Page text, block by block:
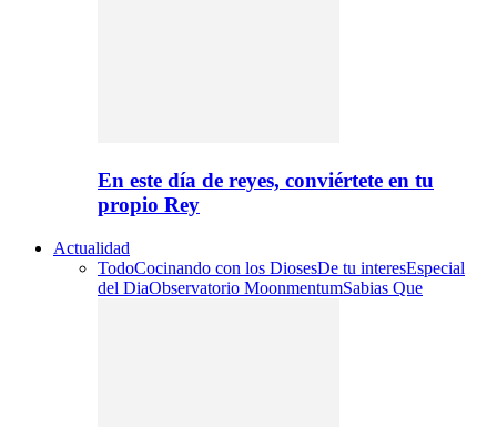
En este día de reyes, conviértete en tu
propio Rey
Actualidad
TodoCocinando con los DiosesDe tu interesEspecial
del DiaObservatorio MoonmentumSabias Que